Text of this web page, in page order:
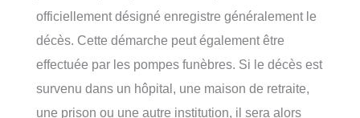
officiellement désigné enregistre généralement le
décès. Cette démarche peut également être
effectuée par les pompes funèbres. Si le décès est
survenu dans un hôpital, une maison de retraite,
une prison ou une autre institution, il sera alors